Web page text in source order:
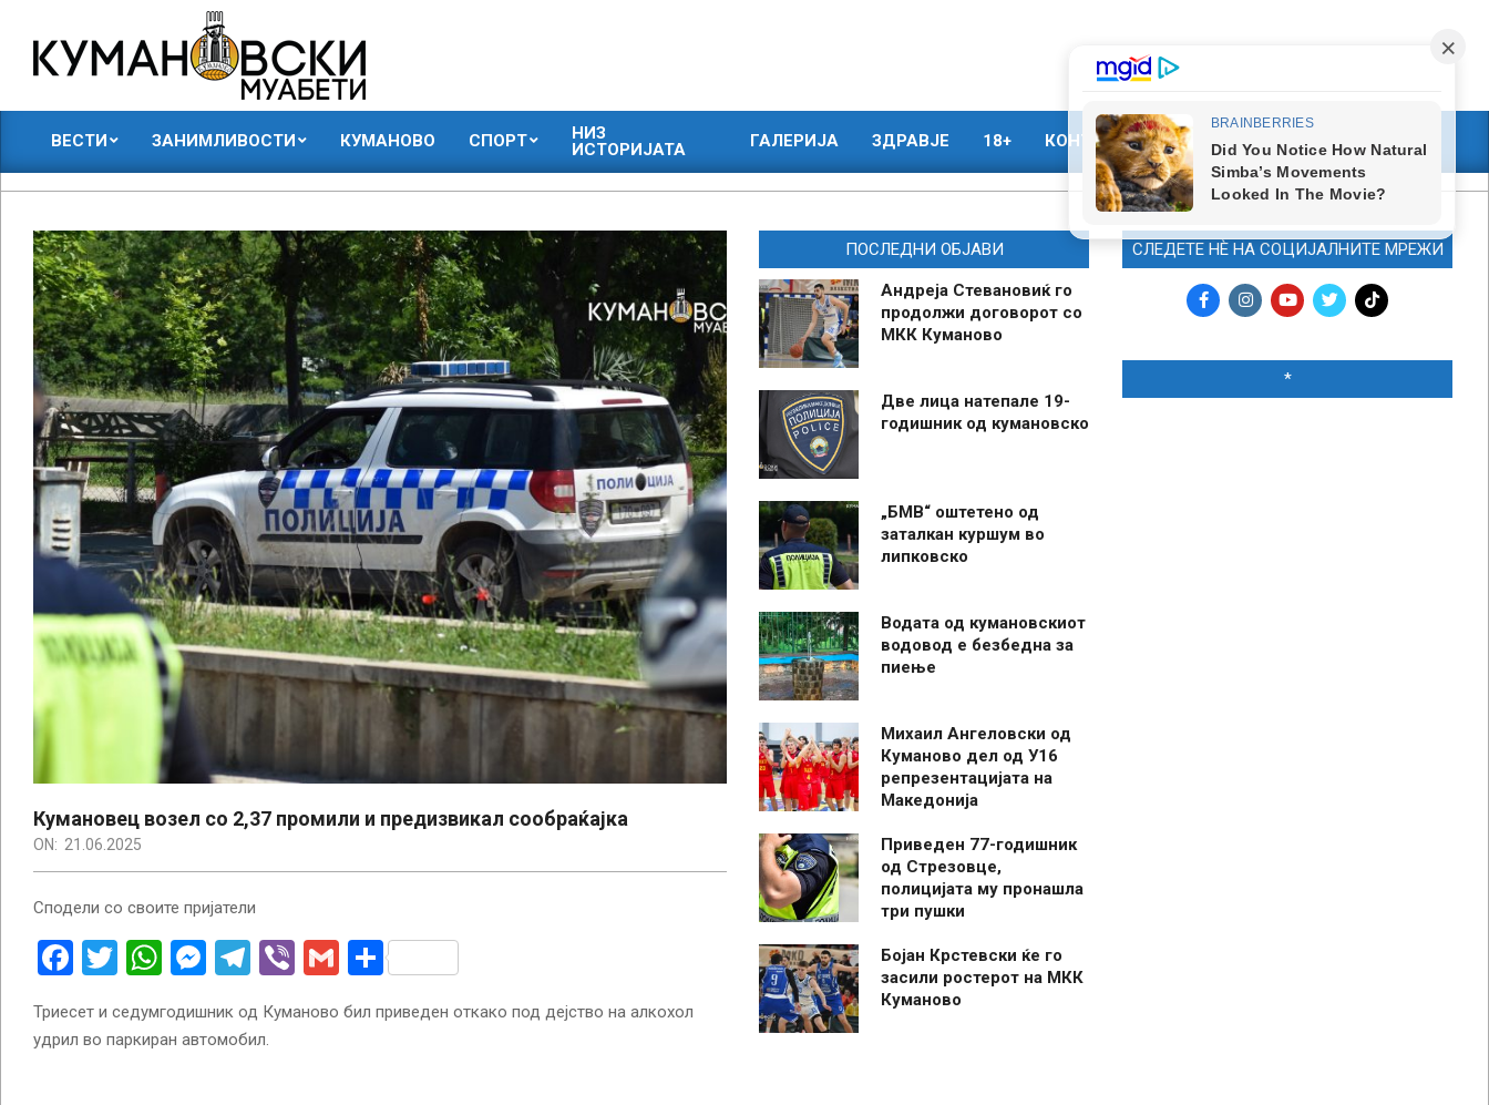
content
КУМАНОВСКИ
МУАБЕТИ
ВЕСТИ ЗАНИМЛИВОСТИ КУМАНОВО СПОРТ
НИЗ
ИСТОРИЈАТА
ГАЛЕРИЈА ЗДРАВЈЕ 18+ КОНТАКТ МАРКЕТИНГ
Кумановец возел со 2,37 промили и предизвикал сообраќајка
ON: 21.06.2025
Сподели со своите пријатели
Facebook
Twitter
WhatsApp
Messenger
Telegram
ViberGmailShare
Триесет и седумгодишник од Куманово бил приведен откако под дејство на алкохол
удрил во паркиран автомобил.
ПОСЛЕДНИ ОБЈАВИ
Андреја Стевановиќ го
продолжи договорот со
МКК Куманово
Две лица натепале 19-
годишник од кумановско
„БМВ“ оштетено од
заталкан куршум во
липковско
Водата од кумановскиот
водовод е безбедна за
пиење
Михаил Ангеловски од
Куманово дел од У16
репрезентацијата на
Македонија
Приведен 77-годишник
од Стрезовце,
полицијата му пронашла
три пушки
Бојан Крстевски ќе го
засили ростерот на МКК
Куманово
СЛЕДЕТЕ НЀ НА СОЦИЈАЛНИТЕ МРЕЖИ
*